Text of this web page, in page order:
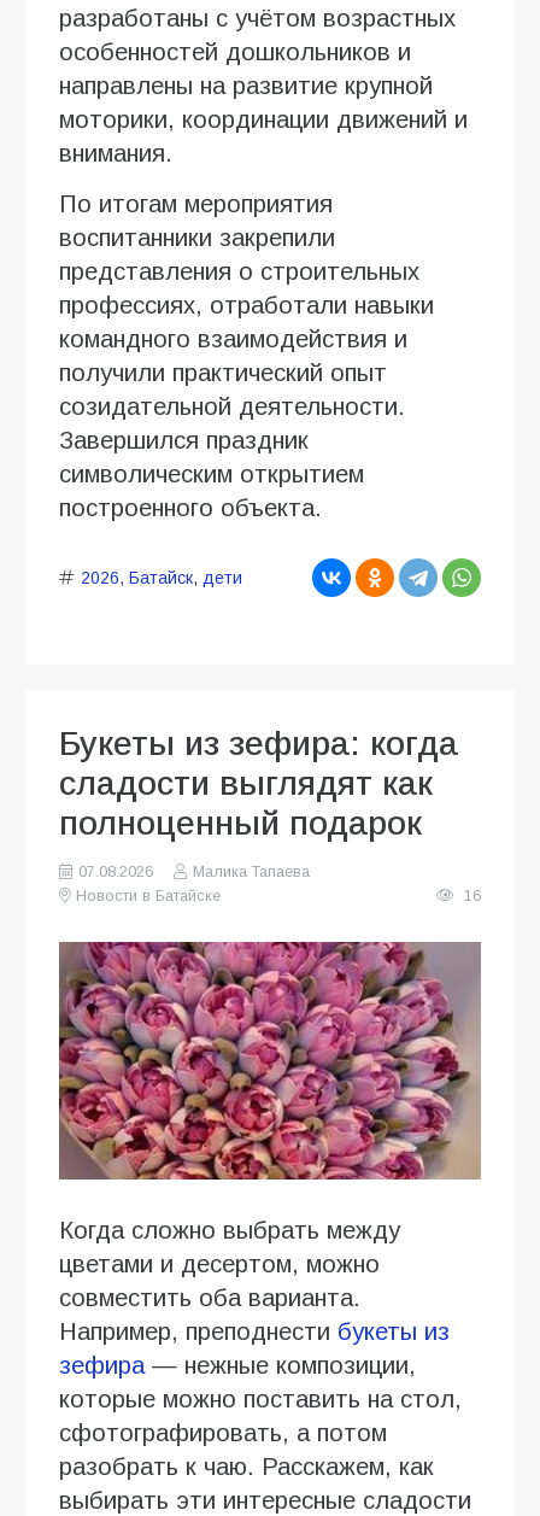
разработаны с учётом возрастных
особенностей дошкольников и
направлены на развитие крупной
моторики, координации движений и
внимания.
По итогам мероприятия
воспитанники закрепили
представления о строительных
профессиях, отработали навыки
командного взаимодействия и
получили практический опыт
созидательной деятельности.
Завершился праздник
символическим открытием
построенного объекта.
2026, Батайск, дети
Букеты из зефира: когда
сладости выглядят как
полноценный подарок
07.08.2026
Малика Тапаева
Новости в Батайске
16
Когда сложно выбрать между
цветами и десертом, можно
совместить оба варианта.
Например, преподнести букеты из
зефира— нежные композиции,
которые можно поставить на стол,
сфотографировать, а потом
разобрать к чаю. Расскажем, как
выбирать эти интересные сладости